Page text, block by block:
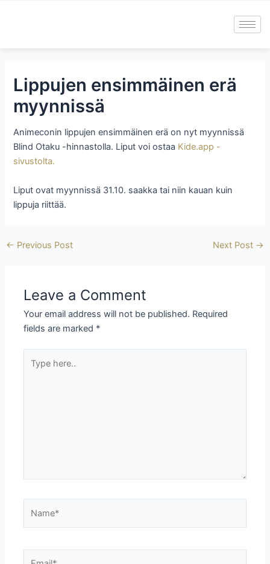
Lippujen ensimmäinen erä
myynnissä
Animeconin lippujen ensimmäinen erä on nyt myynnissä
Blind Otaku -hinnastolla. Liput voi ostaa Kide.app -
sivustolta.
Liput ovat myynnissä 31.10. saakka tai niin kauan kuin
lippuja riittää.
← Previous Post Next Post →
Leave a Comment
Your email address will not be published. Required
fields are marked *
here..